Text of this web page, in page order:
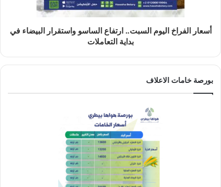
أسعار الفراخ اليوم السبت.. ارتفاع الساسو واستقرار البيضاء في
بداية التعاملات
بورصة خامات الاعلاف